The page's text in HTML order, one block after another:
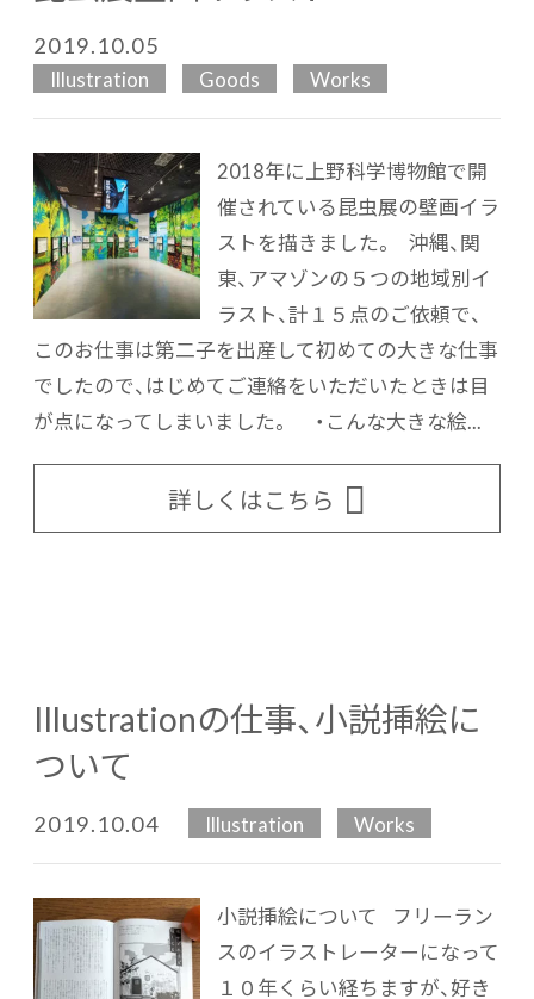
2019.10.05
Illustration Goods Works
2018年に上野科学博物館で開
催されている昆虫展の壁画イラ
ストを描きました。 沖縄、関
東、アマゾンの５つの地域別イ
ラスト、計１５点のご依頼で、
このお仕事は第二子を出産して初めての大きな仕事
でしたので、はじめてご連絡をいただいたときは目
が点になってしまいました。 ・こんな大きな絵...
詳しくはこちら
Illustrationの仕事、小説挿絵に
ついて
2019.10.04 Illustration Works
小説挿絵について フリーラン
スのイラストレーターになって
１０年くらい経ちますが、好き